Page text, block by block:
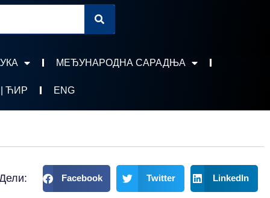
МЕЂУНАРОДНА САРАДЊА
| ЋИР ENG
Facebook Twitter LinkedIn